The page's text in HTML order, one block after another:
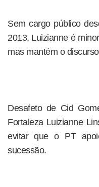
Sem cargo público
2013, Luizianne é
mas mantém o
Desafeto de Cid
Fortaleza Luizianne
evitar que o PT
sucessão.